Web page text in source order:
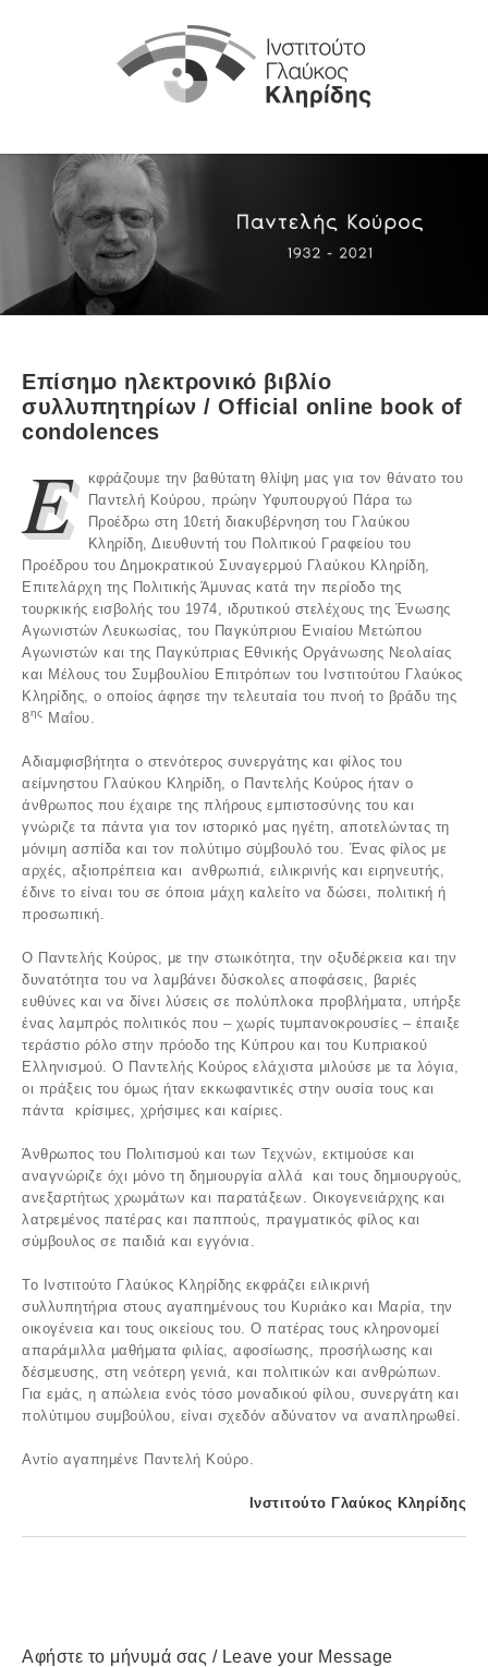
Επίσημο ηλεκτρονικό βιβλίο
συλλυπητηρίων / Official online book of
condolences
E
κφράζουμε την βαθύτατη θλίψη μας για τον θάνατο του
Παντελή Κούρου, πρώην Υφυπουργού Πάρα τω
Προέδρω στη 10ετή διακυβέρνηση του Γλαύκου
Κληρίδη, Διευθυντή του Πολιτικού Γραφείου του
Προέδρου του Δημοκρατικού Συναγερμού Γλαύκου Κληρίδη,
Επιτελάρχη της Πολιτικής Άμυνας κατά την περίοδο της
τουρκικής εισβολής του 1974, ιδρυτικού στελέχους της Ένωσης
Αγωνιστών Λευκωσίας, του Παγκύπριου Ενιαίου Μετώπου
Αγωνιστών και της Παγκύπριας Εθνικής Οργάνωσης Νεολαίας
και Μέλους του Συμβουλίου Επιτρόπων του Ινστιτούτου Γλαύκος
Κληρίδης, ο οποίος άφησε την τελευταία του πνοή το βράδυ της
8ης Μαΐου.
Αδιαμφισβήτητα ο στενότερος συνεργάτης και φίλος του
αείμνηστου Γλαύκου Κληρίδη, ο Παντελής Κούρος ήταν ο
άνθρωπος που έχαιρε της πλήρους εμπιστοσύνης του και
γνώριζε τα πάντα για τον ιστορικό μας ηγέτη, αποτελώντας τη
μόνιμη ασπίδα και τον πολύτιμο σύμβουλό του. Ένας φίλος με
αρχές, αξιοπρέπεια και ανθρωπιά, ειλικρινής και ειρηνευτής,
έδινε το είναι του σε όποια μάχη καλείτο να δώσει, πολιτική ή
προσωπική.
Ο Παντελής Κούρος, με την στωικότητα, την οξυδέρκεια και την
δυνατότητα του να λαμβάνει δύσκολες αποφάσεις, βαριές
ευθύνες και να δίνει λύσεις σε πολύπλοκα προβλήματα, υπήρξε
ένας λαμπρός πολιτικός που – χωρίς τυμπανοκρουσίες – έπαιξε
τεράστιο ρόλο στην πρόοδο της Κύπρου και του Κυπριακού
Ελληνισμού. Ο Παντελής Κούρος ελάχιστα μιλούσε με τα λόγια,
οι πράξεις του όμως ήταν εκκωφαντικές στην ουσία τους και
πάντα κρίσιμες, χρήσιμες και καίριες.
Άνθρωπος του Πολιτισμού και των Τεχνών, εκτιμούσε και
αναγνώριζε όχι μόνο τη δημιουργία αλλά και τους δημιουργούς,
ανεξαρτήτως χρωμάτων και παρατάξεων. Οικογενειάρχης και
λατρεμένος πατέρας και παππούς, πραγματικός φίλος και
σύμβουλος σε παιδιά και εγγόνια.
Το Ινστιτούτο Γλαύκος Κληρίδης εκφράζει ειλικρινή
συλλυπητήρια στους αγαπημένους του Κυριάκο και Μαρία, την
οικογένεια και τους οικείους του. Ο πατέρας τους κληρονομεί
απαράμιλλα μαθήματα φιλίας, αφοσίωσης, προσήλωσης και
δέσμευσης, στη νεότερη γενιά, και πολιτικών και ανθρώπων.
Για εμάς, η απώλεια ενός τόσο μοναδικού φίλου, συνεργάτη και
πολύτιμου συμβούλου, είναι σχεδόν αδύνατον να αναπληρωθεί.
Αντίο αγαπημένε Παντελή Κούρο.
Ινστιτούτο Γλαύκος Κληρίδης
Αφήστε το μήνυμά σας / Leave your Message